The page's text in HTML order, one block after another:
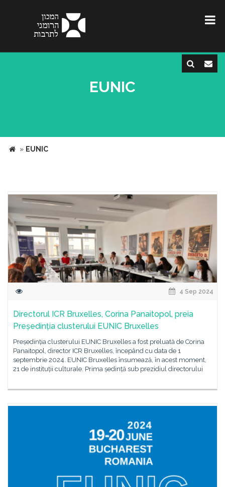
EUNIC
» EUNIC
4 Sep 2024
Directorul ICR Bruxelles, Corina Panaitopol, preia
Președinția clusterului EUNIC Bruxelles
Președinția clusterului EUNIC Bruxelles a fost preluată de Corina
Panaitopol, director ICR Bruxelles, începând cu data de 1
septembrie 2024. EUNIC Bruxelles însumează, în acest moment,
21 de instituții culturale. Prima ședință sub prezidiul directorului